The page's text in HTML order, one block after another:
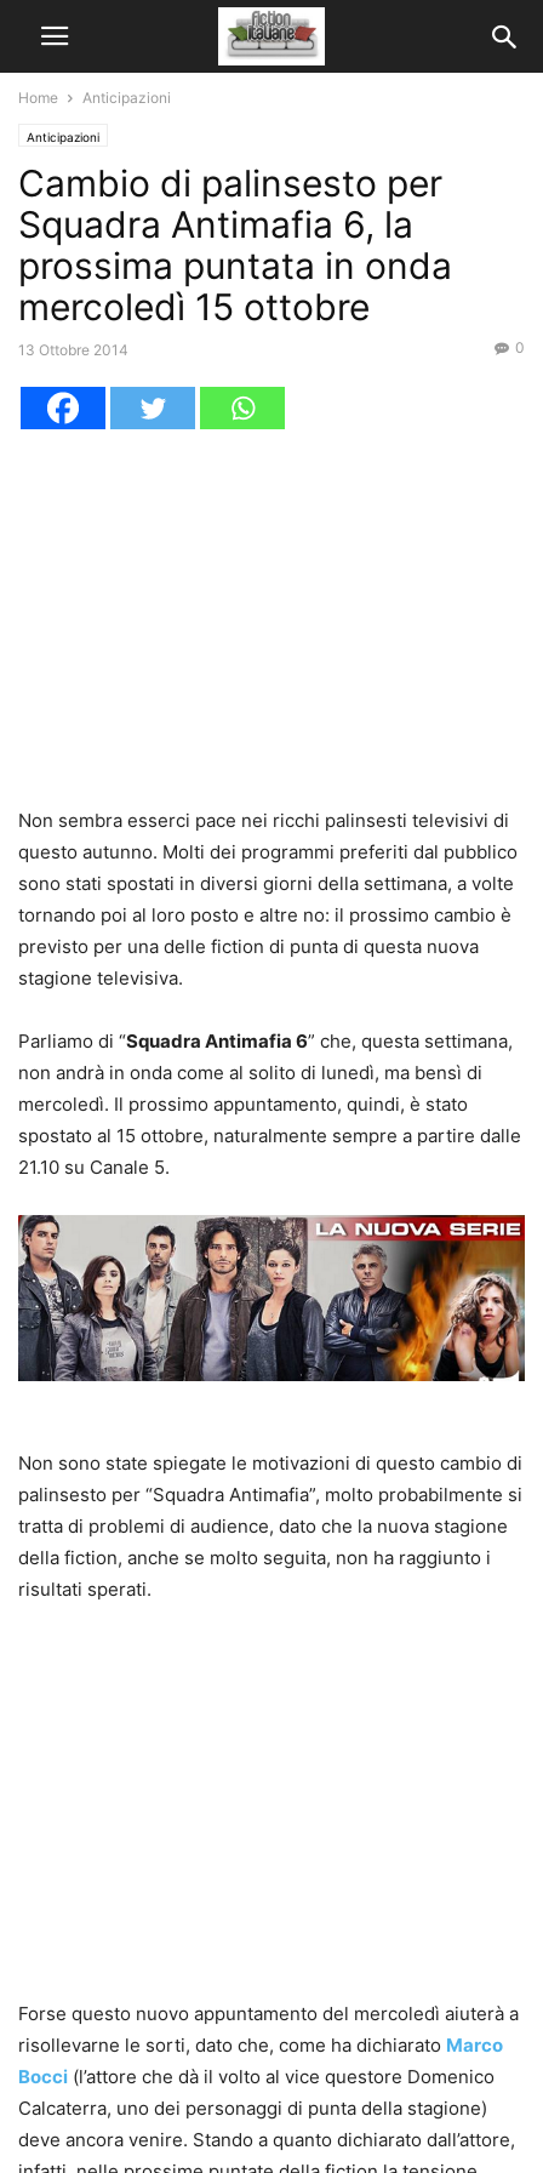
Home Anticipazioni
Anticipazioni
Cambio di palinsesto per
Squadra Antimafia 6, la
prossima puntata in onda
mercoledì 15 ottobre
13 Ottobre 2014 0
Non sembra esserci pace nei ricchi palinsesti televisivi di
questo autunno. Molti dei programmi preferiti dal pubblico
sono stati spostati in diversi giorni della settimana, a volte
tornando poi al loro posto e altre no: il prossimo cambio è
previsto per una delle fiction di punta di questa nuova
stagione televisiva.
Parliamo di “Squadra Antimafia 6” che, questa settimana,
non andrà in onda come al solito di lunedì, ma bensì di
mercoledì. Il prossimo appuntamento, quindi, è stato
spostato al 15 ottobre, naturalmente sempre a partire dalle
21.10 su Canale 5.
Non sono state spiegate le motivazioni di questo cambio di
palinsesto per “Squadra Antimafia”, molto probabilmente si
tratta di problemi di audience, dato che la nuova stagione
della fiction, anche se molto seguita, non ha raggiunto i
risultati sperati.
Forse questo nuovo appuntamento del mercoledì aiuterà a
risollevarne le sorti, dato che, come ha dichiarato Marco
Bocci (l’attore che dà il volto al vice questore Domenico
Calcaterra, uno dei personaggi di punta della stagione)
deve ancora venire. Stando a quanto dichiarato dall’attore,